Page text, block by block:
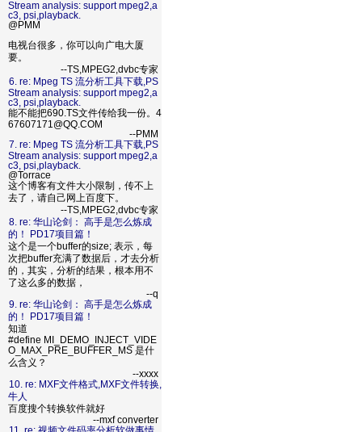
Stream analysis: support mpeg2,a
c3, psi,playback.
@PMM
电视台很多，你可以向广电大厦
要。
--TS,MPEG2,dvbc专家
6. re: Mpeg TS 流分析工具下载,PS
Stream analysis: support mpeg2,a
c3, psi,playback.
能不能把690.TS文件传给我一份。4
67607171@QQ.COM
--PMM
7. re: Mpeg TS 流分析工具下载,PS
Stream analysis: support mpeg2,a
c3, psi,playback.
@Torrace
这个博客有文件大小限制，传不上
去了，请自己网上百度下。
--TS,MPEG2,dvbc专家
8. re: 华山论剑： 高手是怎么炼成
的！ PD17项目篇！
这个是一个buffer的size; 表示，每
次把buffer充满了数据后，才去分析
的，其实，分析的结果，根本用不
了这么多的数据，
--q
9. re: 华山论剑： 高手是怎么炼成
的！ PD17项目篇！
知道
#define MI_DEMO_INJECT_VIDE
O_MAX_PRE_BUFFER_MS 是什
么含义？
--xxxx
10. re: MXF文件格式,MXF文件转换,
牛人
百度搜个转换软件就好
--mxf converter